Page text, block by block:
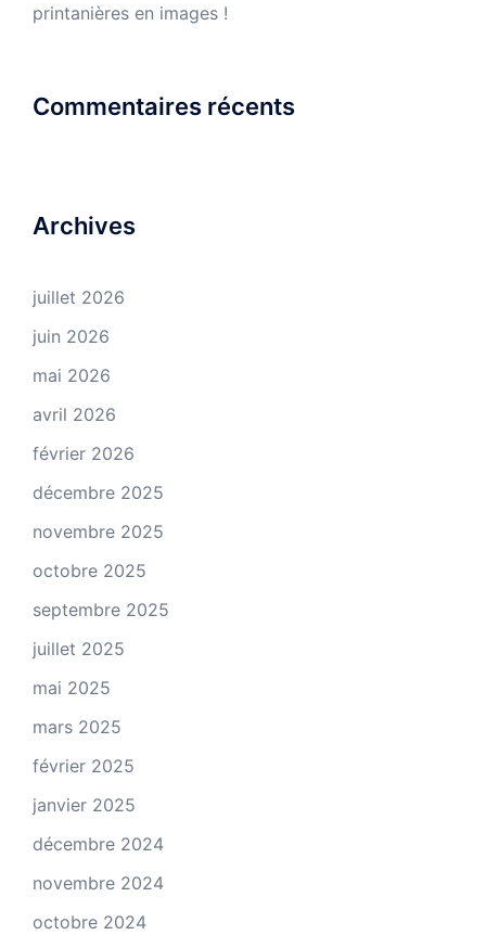
printanières en images !
Commentaires récents
Archives
juillet 2026
juin 2026
mai 2026
avril 2026
février 2026
décembre 2025
novembre 2025
octobre 2025
septembre 2025
juillet 2025
mai 2025
mars 2025
février 2025
janvier 2025
décembre 2024
novembre 2024
octobre 2024